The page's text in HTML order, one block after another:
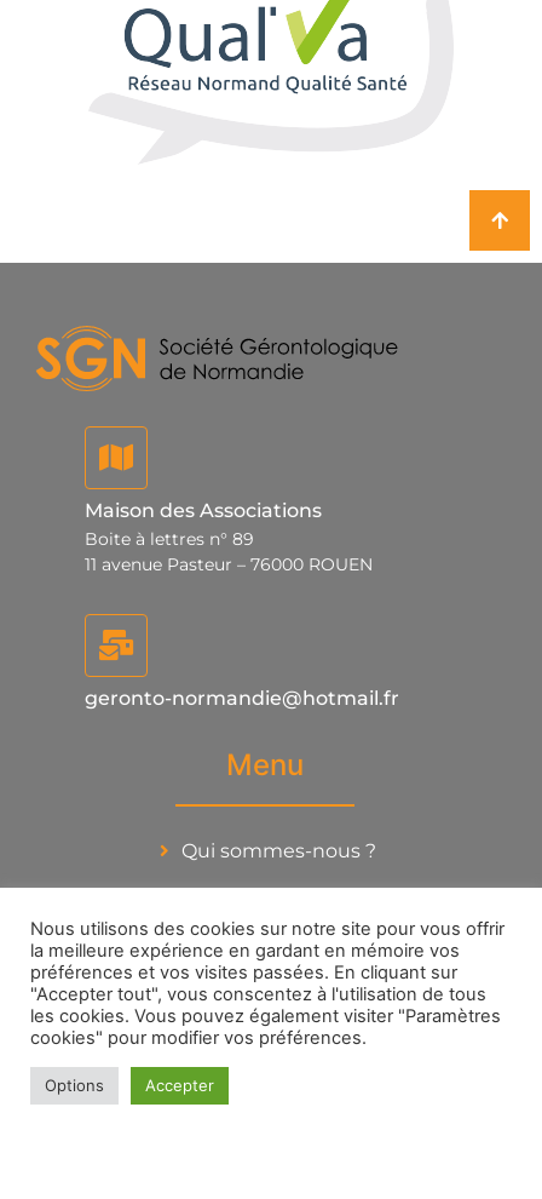
Maison des Associations
Boite à lettres n° 89
11 avenue Pasteur – 76000 ROUEN
geronto-normandie@hotmail.fr
Menu
Qui sommes-nous ?
Thématiques
Liens Utiles
Contact
Réseaux sociaux
Nous utilisons des cookies sur notre site pour vous offrir
la meilleure expérience en gardant en mémoire vos
préférences et vos visites passées. En cliquant sur
"Accepter tout", vous conscentez à l'utilisation de tous
les cookies. Vous pouvez également visiter "Paramètres
cookies" pour modifier vos préférences.
Options Accepter